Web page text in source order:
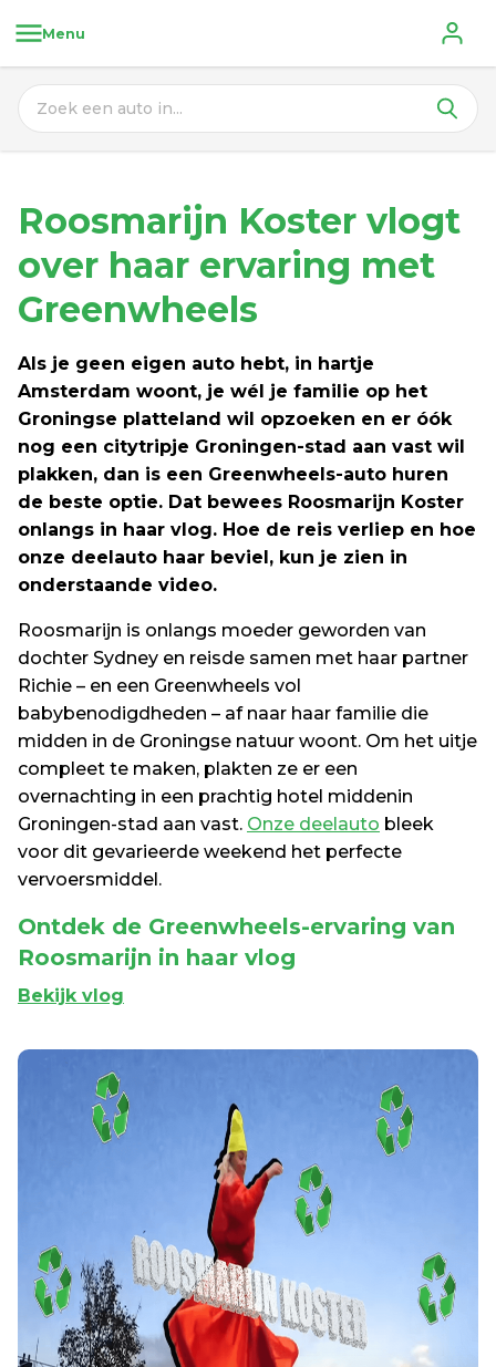
Menu
Roosmarijn Koster vlogt
over haar ervaring met
Greenwheels
Als je geen eigen auto hebt, in hartje
Amsterdam woont, je wél je familie op het
Groningse platteland wil opzoeken en er óók
nog een citytripje Groningen-stad aan vast wil
plakken, dan is een Greenwheels-auto huren
de beste optie. Dat bewees Roosmarijn Koster
onlangs in haar vlog. Hoe de reis verliep en hoe
onze deelauto haar beviel, kun je zien in
onderstaande video.
Roosmarijn is onlangs moeder geworden van
dochter Sydney en reisde samen met haar partner
Richie – en een Greenwheels vol
babybenodigdheden – af naar haar familie die
midden in de Groningse natuur woont. Om het uitje
compleet te maken, plakten ze er een
overnachting in een prachtig hotel middenin
Groningen-stad aan vast. Onze deelauto bleek
voor dit gevarieerde weekend het perfecte
vervoersmiddel.
Ontdek de Greenwheels-ervaring van
Roosmarijn in haar vlog
Bekijk vlog